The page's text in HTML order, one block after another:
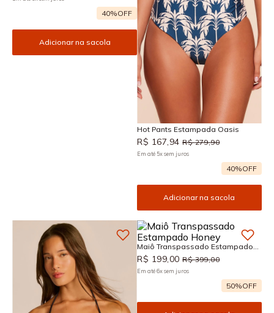
40%OFF
Adicionar na sacola
Hot Pants Estampada Oasis
R$ 167,94 R$ 279,90
Em até 5xsem juros
40%OFF
Adicionar na sacola
Maiô Transpassado Estampado
Honey
R$ 199,00 R$ 399,00
Em até6xsem juros
50%OFF